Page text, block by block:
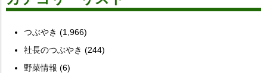
つぶやき (1,966)
社長のつぶやき (244)
野菜情報 (6)